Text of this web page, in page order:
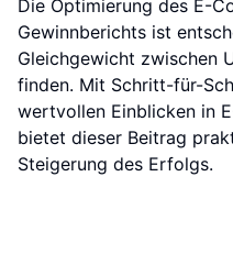
Die Optimierung des E-
Gewinnberichts ist
Gleichgewicht zwischen
finden. Mit Schritt-für-
wertvollen Einblicken in
bietet dieser Beitrag
Steigerung des Erfolgs.